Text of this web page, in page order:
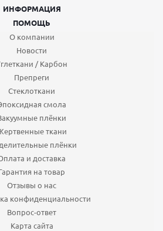
ИНФОРМАЦИЯ
ПОМОЩЬ
О компании
Новости
/ Карбон
Препреги
Стеклоткани
смола
плёнки
ткани
плёнки
и доставка
на товар
Отзывы о нас
конфиденциальности
Вопрос-ответ
Карта сайта